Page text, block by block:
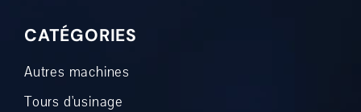
CATÉGORIES
Autres machines
Tours d'usinage